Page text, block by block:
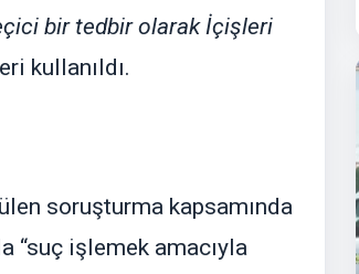
bir tedbir olarak İçişleri
kullanıldı.
soruşturma kapsamında
“suç işlemek amacıyla